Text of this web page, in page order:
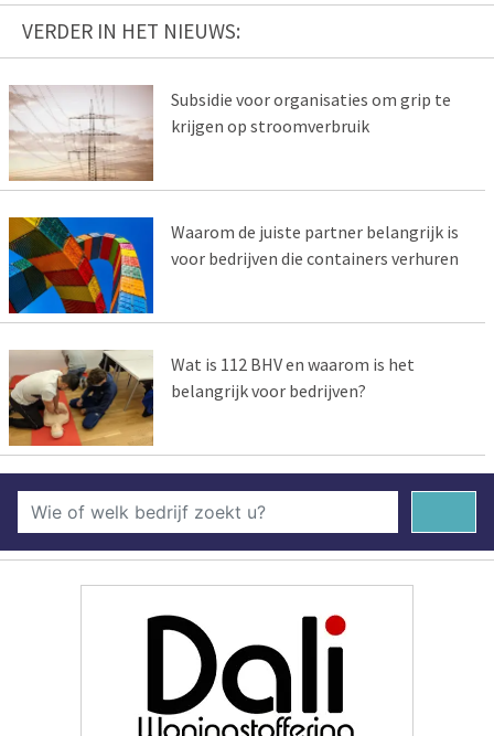
VERDER IN HET NIEUWS:
Subsidie voor organisaties om grip te
krijgen op stroomverbruik
Waarom de juiste partner belangrijk is
voor bedrijven die containers verhuren
Wat is 112 BHV en waarom is het
belangrijk voor bedrijven?